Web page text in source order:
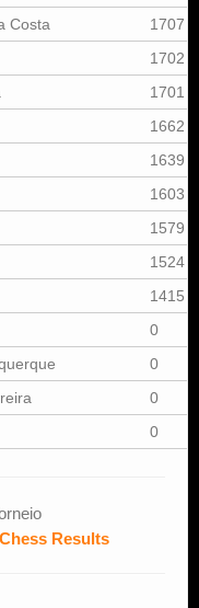
Costa
1707
1702
1701
1662
1639
1603
1579
1524
1415
0
0
0
0
Chess Results